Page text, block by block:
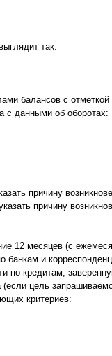
так:
балансов с
с данными об оборотах:
причину
причину
12 месяцев (с
банкам и
по кредитам,
(если цель
критериев: